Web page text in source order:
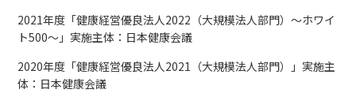
2021年度「健康経営優良法人2022（大規模法人部門）～ホワイ
ト500～」実施主体：日本健康会議
2020年度「健康経営優良法人2021（大規模法人部門）」実施主
体：日本健康会議